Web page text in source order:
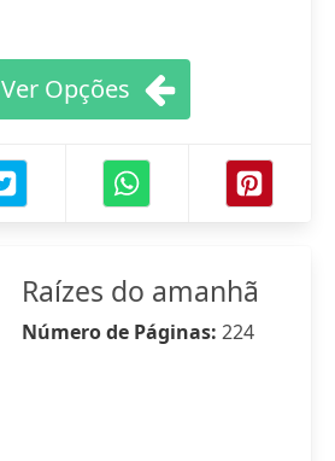
Ver Opções
Raízes do amanhã
Número de Páginas: 224